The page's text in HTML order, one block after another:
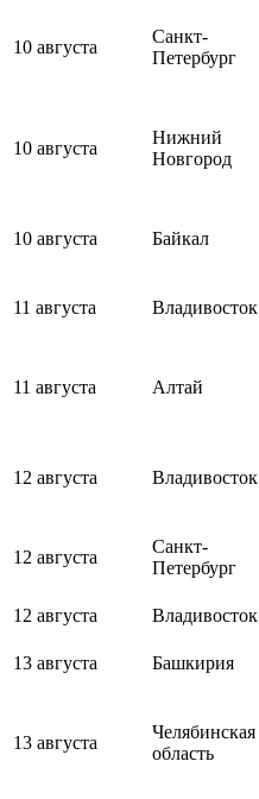
10 августа
Санкт-
Петербург
10 августа
Нижний
Новгород
10 августа Байкал
11 августа Владивосток
11 августа Алтай
12 августа Владивосток
12 августа
Санкт-
Петербург
12 августа Владивосток
13 августа
Башкирия
13 августа
Челябинская
область